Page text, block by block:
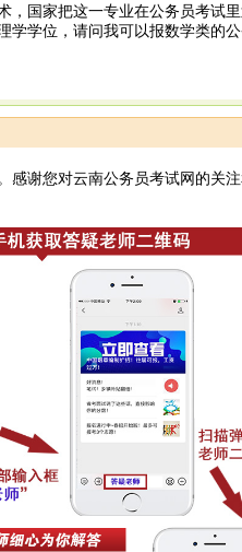
，国家把这一专业在公务员考试
学学位，请问我可以报数学类的
感谢您对云南公务员考试网的关